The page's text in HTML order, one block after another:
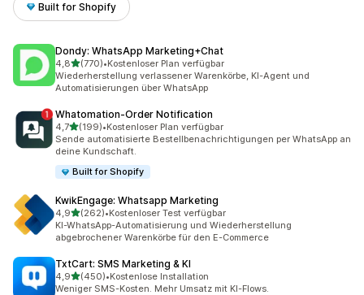
Built for Shopify
Dondy: WhatsApp Marketing+Chat
4,8von 5 Sternen
(770)
770 Rezensionen insgesamt
•Kostenloser Plan verfügbar
Wiederherstellung verlassener Warenkörbe, KI-Agent und
Automatisierungen über WhatsApp
Whatomation‑Order Notification
4,7von 5 Sternen
(199)
199 Rezensionen insgesamt
•Kostenloser Plan verfügbar
Sende automatisierte Bestellbenachrichtigungen per WhatsApp an
deine Kundschaft.
Built for Shopify
KwikEngage: Whatsapp Marketing
4,9von 5 Sternen
(262)
262 Rezensionen insgesamt
•Kostenloser Test verfügbar
KI-WhatsApp-Automatisierung und Wiederherstellung
abgebrochener Warenkörbe für den E-Commerce
TxtCart: SMS Marketing & KI
4,9von 5 Sternen
(450)
450 Rezensionen insgesamt
•Kostenlose Installation
Weniger SMS-Kosten. Mehr Umsatz mit KI-Flows.